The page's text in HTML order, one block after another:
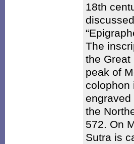
18th
The
the Great
peak of
colophon
the
572. On
Sutra is